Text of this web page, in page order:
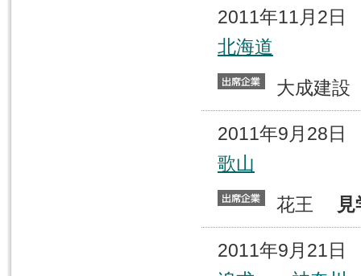
2011年11月2
北海道
大成建
2011年9月28
歌山
花王
2011年9月21